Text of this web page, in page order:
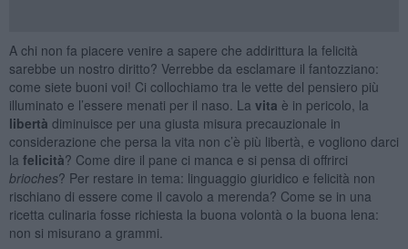
A chi non fa piacere venire a sapere che addirittura la felicità
sarebbe un nostro diritto? Verrebbe da esclamare il fantozziano:
come siete buoni voi! Ci collochiamo tra le vette del pensiero più
illuminato e l’essere menati per il naso. La vita è in pericolo, la
libertà diminuisce per una giusta misura precauzionale in
considerazione che persa la vita non c’è più libertà, e vogliono darci
la felicità? Come dire il pane ci manca e si pensa di offrirci
brioches? Per restare in tema: linguaggio giuridico e felicità non
rischiano di essere come il cavolo a merenda? Come se in una
ricetta culinaria fosse richiesta la buona volontà o la buona lena:
non si misurano a grammi.